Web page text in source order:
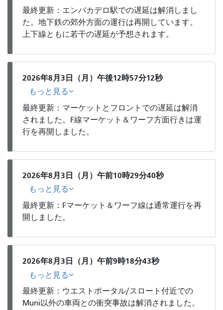
最終更新：エンバカデロ駅での遅延は解消しまし
た。地下鉄の郊外方面の運行は再開しています。
上下線ともに若干の遅延が予想されます。
2026年8月3日（月）午後12時57分12秒
もっと見る
最終更新：マーケットとフロントでの遅延は解消
されました。F線マーケット＆ワーフ方面行きは運
行を再開しました。
2026年8月3日（月）午前10時29分40秒
もっと見る
最終更新：Fマーケット＆ワーフ線は通常運行を再
開しました。
2026年8月3日（月）午前9時18分43秒
もっと見る
最終更新：ウエストポータル/スロート付近での
Muni以外の車両との衝突事故は解消されました。